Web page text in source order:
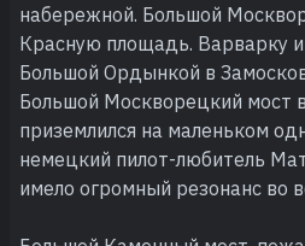
набережной. Большой
Красную площадь. Варварку и
Большой Ордынкой в
Большой Москворецкий мост
приземлился на маленьком
немецкий пилот-любитель
имело огромный резонанс во